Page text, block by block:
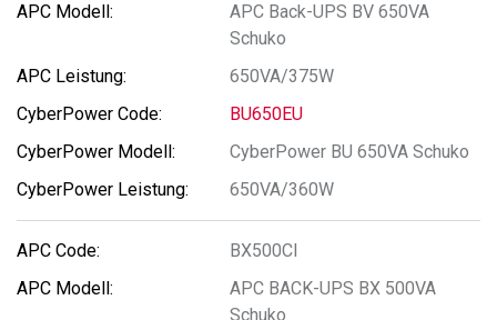
APC Back-UPS BV 650VA
Schuko
650VA/375W
BU650EU
CyberPower BU 650VA Schuko
650VA/360W
BX500CI
APC BACK-UPS BX 500VA
Schuko